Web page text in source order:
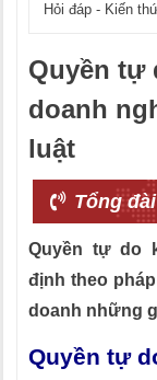
Hỏi đáp - Kiến
Quyền tự
doanh
luật
Tổng
Quyền tự do
định theo
doanh những
Quyền tự